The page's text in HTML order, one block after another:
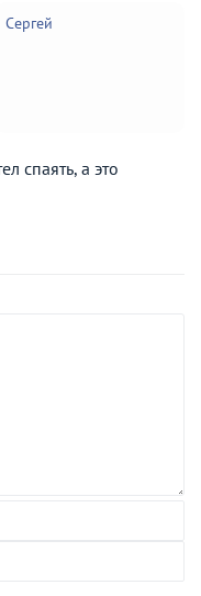
Сергей
спаять, а это